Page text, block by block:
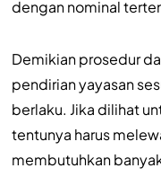
dengan nominal
Demikian prosedur
pendirian yayasan
berlaku. Jika dilihat
tentunya harus
membutuhkan